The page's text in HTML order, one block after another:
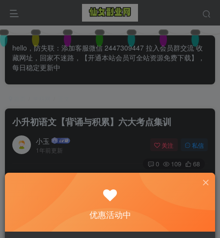
hello，防失联：添加客服微信 2447309447 拉入会员群交流 收
藏网址，回家不迷路，【开通本站会员可全站资源免费下载】，
每日稳定更新中
小升初语文【背诵与积累】六大考点集训
小玉
1年前更新
关注 私信
0 109 68
小升初语文【背诵与积累】六大考点集训
此内容为付费阅读，请付费后查看
1.99
已售 30
优惠活动中